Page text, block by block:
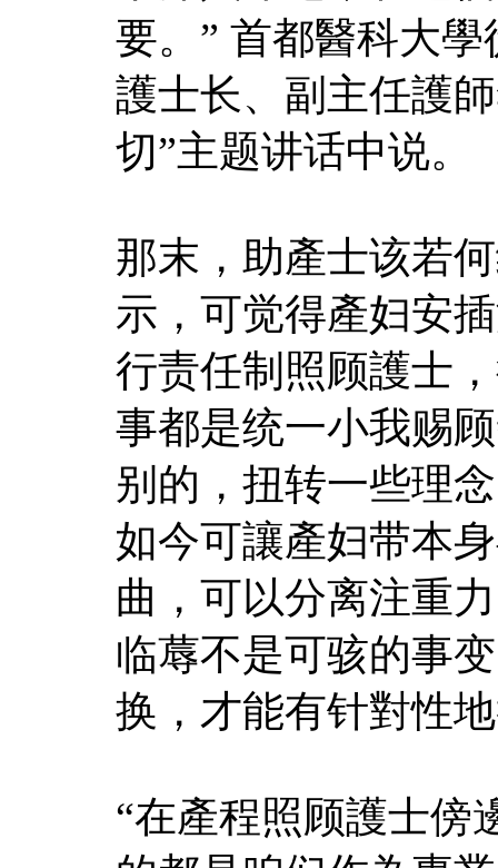
要。” 首都醫科大
護士长、副主任護
切”主题讲话中说。
那末，助產士该若
示，可觉得產妇安
行责任制照顾護士
事都是统一小我赐
别的，扭转一些理
如今可讓產妇带本
曲，可以分离注重
临蓐不是可骇的事
换，才能有针對性
“在產程照顾護士傍